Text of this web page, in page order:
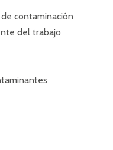
contaminación
del trabajo